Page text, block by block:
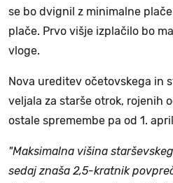
se bo dvignil z minimalne
plače. Prvo višje izplačilo bo
vloge.
Nova ureditev očetovskega in
veljala za starše otrok, rojenih
ostale spremembe pa od 1.
"Maksimalna višina
sedaj znaša 2,5-kratnik